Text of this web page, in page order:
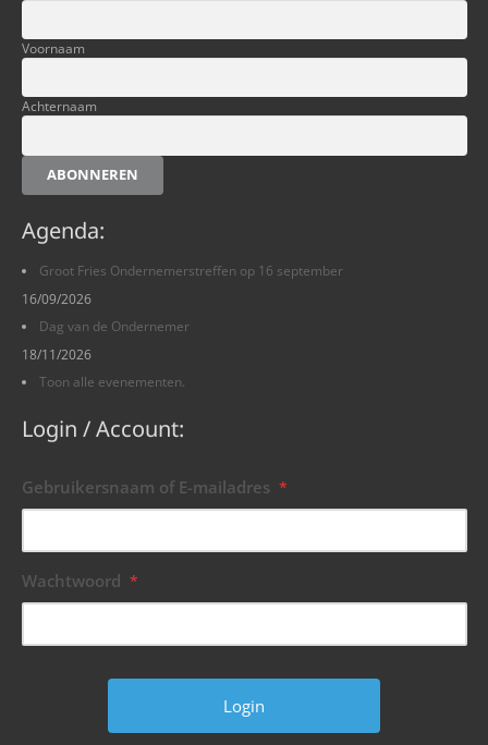
Voornaam
Achternaam
ABONNEREN
Agenda:
Groot Fries Ondernemerstreffen op 16 september
16/09/2026
Dag van de Ondernemer
18/11/2026
Toon alle evenementen.
Login / Account:
Gebruikersnaam of E-mailadres *
Wachtwoord *